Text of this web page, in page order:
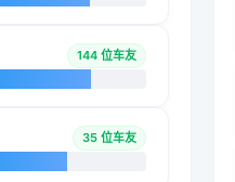
144 位车友
35 位车友